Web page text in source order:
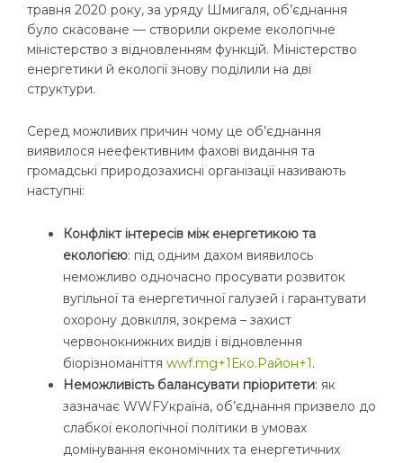
травня 2020 року, за уряду Шмигаля, об’єднання
було скасоване — створили окреме екологічне
міністерство з відновленням функцій. Міністерство
енергетики й екології знову поділили на дві
структури.
Серед можливих причин чому це об’єднання
виявилося неефективним фахові видання та
громадські природозахисні організації називають
наступні:
Конфлікт інтересів між енергетикою та
екологією: під одним дахом виявилось
неможливо одночасно просувати розвиток
вугільної та енергетичної галузей і гарантувати
охорону довкілля, зокрема – захист
червонокнижних видів і відновлення
біорізноманіття wwf.mg+1Еко.Район+1.
Неможливість балансувати пріоритети: як
зазначає WWFУкраїна, об’єднання призвело до
слабкої екологічної політики в умовах
домінування економічних та енергетичних